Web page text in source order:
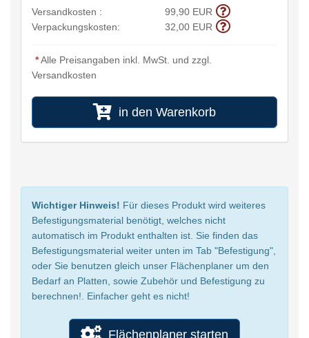
Versandkosten :
99,90 EUR
Verpackungskosten:
32,00 EUR
*Alle Preisangaben inkl. MwSt. und zzgl.
Versandkosten
in den Warenkorb
Wichtiger Hinweis! Für dieses Produkt wird weiteres
Befestigungsmaterial benötigt, welches nicht
automatisch im Produkt enthalten ist. Sie finden das
Befestigungsmaterial weiter unten im Tab "Befestigung",
oder Sie benutzen gleich unser Flächenplaner um den
Bedarf an Platten, sowie Zubehör und Befestigung zu
berechnen!. Einfacher geht es nicht!
Flächenplaner starten